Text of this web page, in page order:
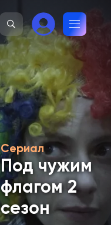
Сериал
Под чужим
флагом 2
сезон